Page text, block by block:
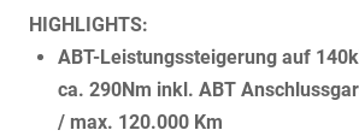
HIGHLIGHTS:
ABT-Leistungssteigerung auf
ca. 290Nm inkl. ABT
/ max. 120.000 Km